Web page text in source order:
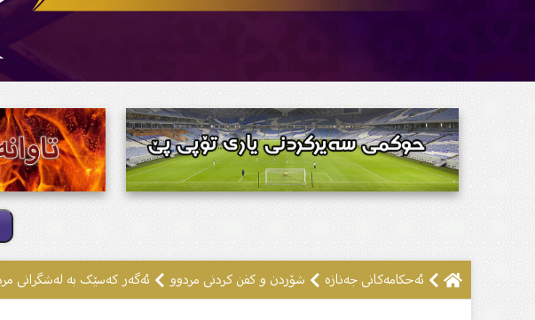
ئه‌حكامه‌كانى جه‌نازه‌ شۆردن و کفن کردنى مردوو ئەگەر کەسێک بە لەشگرانى